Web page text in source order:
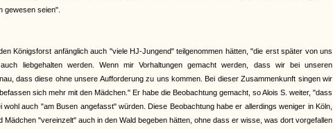
gewesen seien".
Königsforst anfänglich auch "viele HJ-Jungend" teilgenommen hätten, "die erst später von uns
liebgehalten werden. Wenn mir Vorhaltungen gemacht werden, dass wir bei unseren
dass diese ohne unsere Aufforderung zu uns kommen. Bei dieser Zusammenkunft singen wir
sich mehr mit den Mädchen." Er habe die Beobachtung gemacht, so Alois S. weiter, "dass
auch "am Busen angefasst" würden. Diese Beobachtung habe er allerdings weniger in Köln,
"vereinzelt" auch in den Wald begeben hätten, ohne dass er wisse, was dort vorgefallen